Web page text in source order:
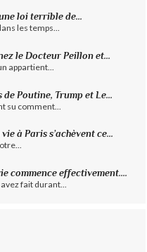
loi terrible de...
les temps...
le Docteur Peillon et...
appartient...
Poutine, Trump et Le...
su comment...
à Paris s’achèvent ce...
commence effectivement....
fait durant...